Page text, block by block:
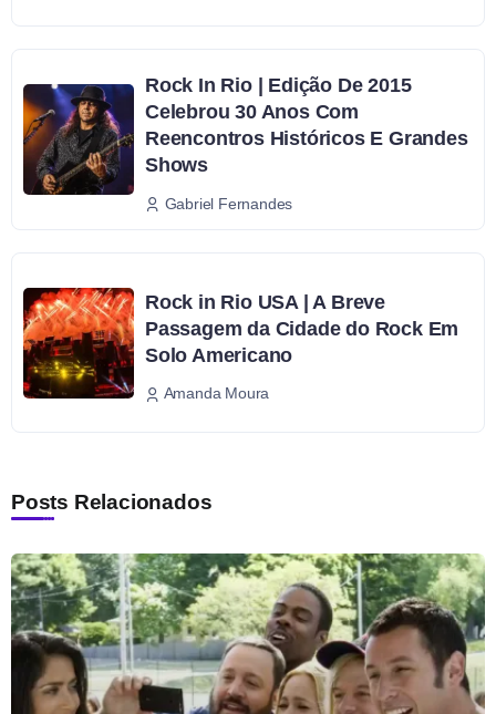
Rock In Rio | Edição De 2015
Celebrou 30 Anos Com
Reencontros Históricos E Grandes
Shows
Gabriel Fernandes
Rock in Rio USA | A Breve
Passagem da Cidade do Rock Em
Solo Americano
Amanda Moura
Posts Relacionados